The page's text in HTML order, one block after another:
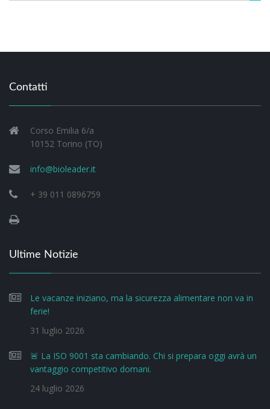
Contatti
Corso Emilia 6/a
10152 Torino (TO)
info@bioleader.it
+ 39 011 0896759
Ultime Notizie
Le vacanze iniziano, ma la sicurezza alimentare non va in
ferie!
31 luglio 2026
🚨 La ISO 9001 sta cambiando. Chi si prepara oggi avrà un
vantaggio competitivo domani.
24 luglio 2026